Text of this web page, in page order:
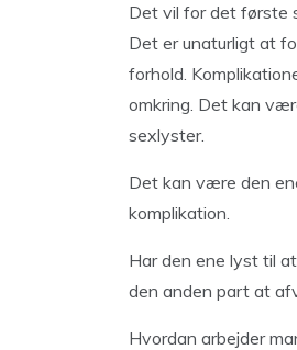
Det vil for det første
Det er unaturligt at
forhold.
omkring. Det kan
sexlyster.
Det kan være den
komplikation.
Har den ene lyst til
den anden part at
Hvordan arbejder